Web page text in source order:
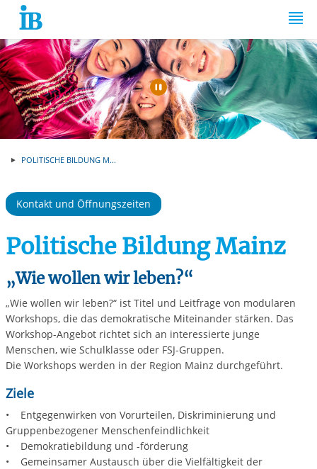
Springe zum Inhalt
Automatische
POLITISCHE BILDUNG M...
Kontakt und Öffnungszeiten
Politische Bildung Mainz
„Wie wollen wir leben?“
„Wie wollen wir leben?“ ist Titel und Leitfrage von modularen
Workshops, die das demokratische Miteinander stärken. Das
Workshop-Angebot richtet sich an interessierte junge
Menschen, wie Schulklasse oder FSJ-Gruppen.
Die Workshops werden in der Region Mainz durchgeführt.
Ziele
• Entgegenwirken von Vorurteilen, Diskriminierung und
Gruppenbezogener Menschenfeindlichkeit
• Demokratiebildung und -förderung
• Gemeinsamer Austausch über die Vielfältigkeit der